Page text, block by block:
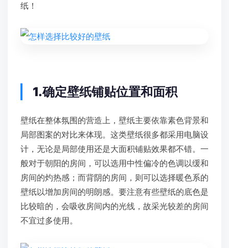
纸！
1.确定壁纸铺贴位置和面积
壁纸在整体氛围的营造上，壁纸主要依靠素色背景和
局部图案的对比来体现。这类壁纸很多都采用电脑设
计，无论是局部使用还是大面积铺贴效果都不错。一
般对于朝阳的房间，可以选用中性偏冷的色调以缓和
房间的灼热感；而背阴的房间，则可以选择暖色系的
壁纸以增加房间的明朗感。要注意有些壁纸的底色是
比较暗的，会吸收房间内的光线，故采光较差的房间
不宜过多使用。